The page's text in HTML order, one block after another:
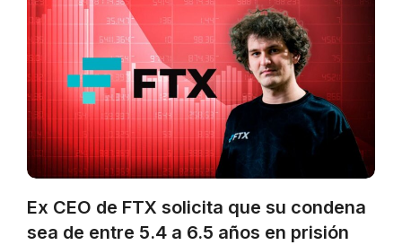
Ex CEO de FTX solicita que su condena
sea de entre 5.4 a 6.5 años en prisión